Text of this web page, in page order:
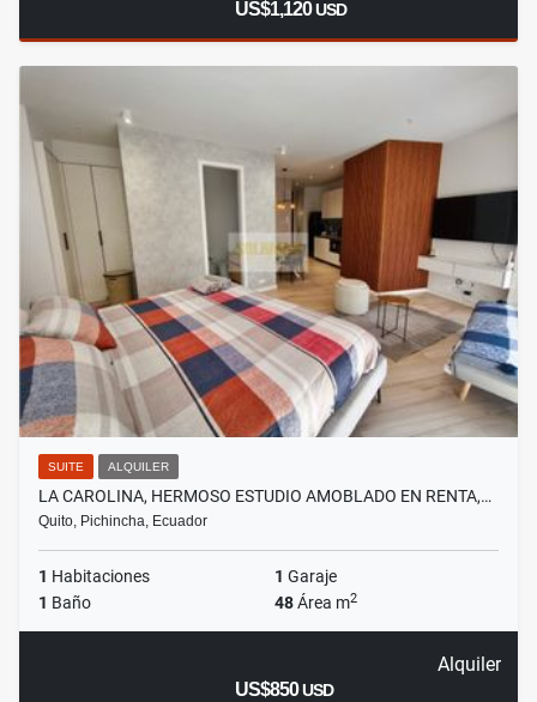
US$1,120USD
SUITE ALQUILER
LA CAROLINA, HERMOSO ESTUDIO AMOBLADO EN RENTA,…
Quito, Pichincha, Ecuador
1 Habitaciones 1 Garaje
1 Baño 48Área m2
Alquiler
US$850USD